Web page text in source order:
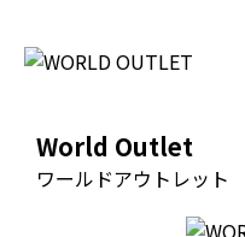
World Outlet
ワールドアウトレット